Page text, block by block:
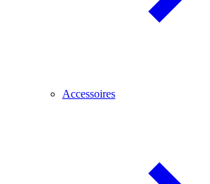
Accessoires